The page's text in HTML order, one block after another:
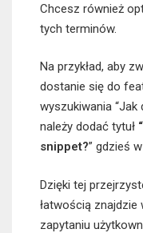
Chcesz również
tych terminów.
Na przykład, aby
dostanie się do
wyszukiwania
należy dodać tytuł
snippet?” gdzieś
Dzięki tej
łatwością znajdzie
zapytaniu